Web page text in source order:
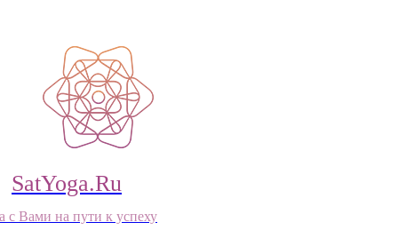
SatYoga.Ru
с Вами на пути к успеху